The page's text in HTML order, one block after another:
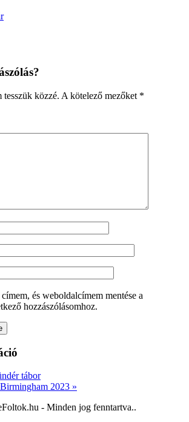
közzé. A kötelező mezőket *
és weboldalcímem mentése a
hozzászólásomhoz.
tábor
2023 »
- Minden jog fenntartva..